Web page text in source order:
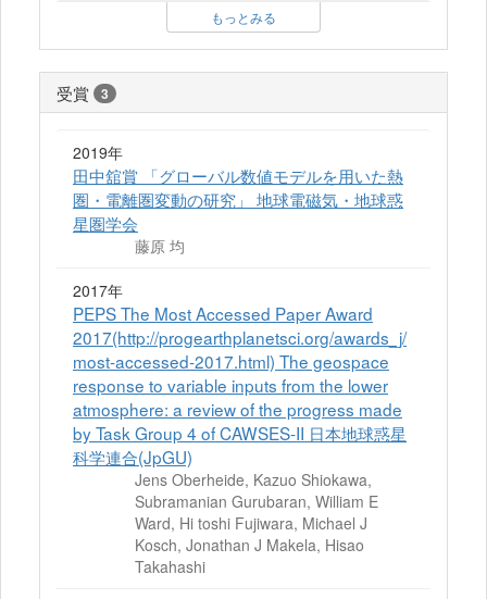
もっとみる
受賞 3
2019年
田中舘賞 「グローバル数値モデルを用いた熱
圏・電離圏変動の研究」 地球電磁気・地球惑
星圏学会
藤原 均
2017年
PEPS The Most Accessed Paper Award
2017(http://progearthplanetsci.org/awards_j/
most-accessed-2017.html) The geospace
response to variable inputs from the lower
atmosphere: a review of the progress made
by Task Group 4 of CAWSES-II 日本地球惑星
科学連合(JpGU)
Jens Oberheide, Kazuo Shiokawa,
Subramanian Gurubaran, William E
Ward, Hi toshi Fujiwara, Michael J
Kosch, Jonathan J Makela, Hisao
Takahashi